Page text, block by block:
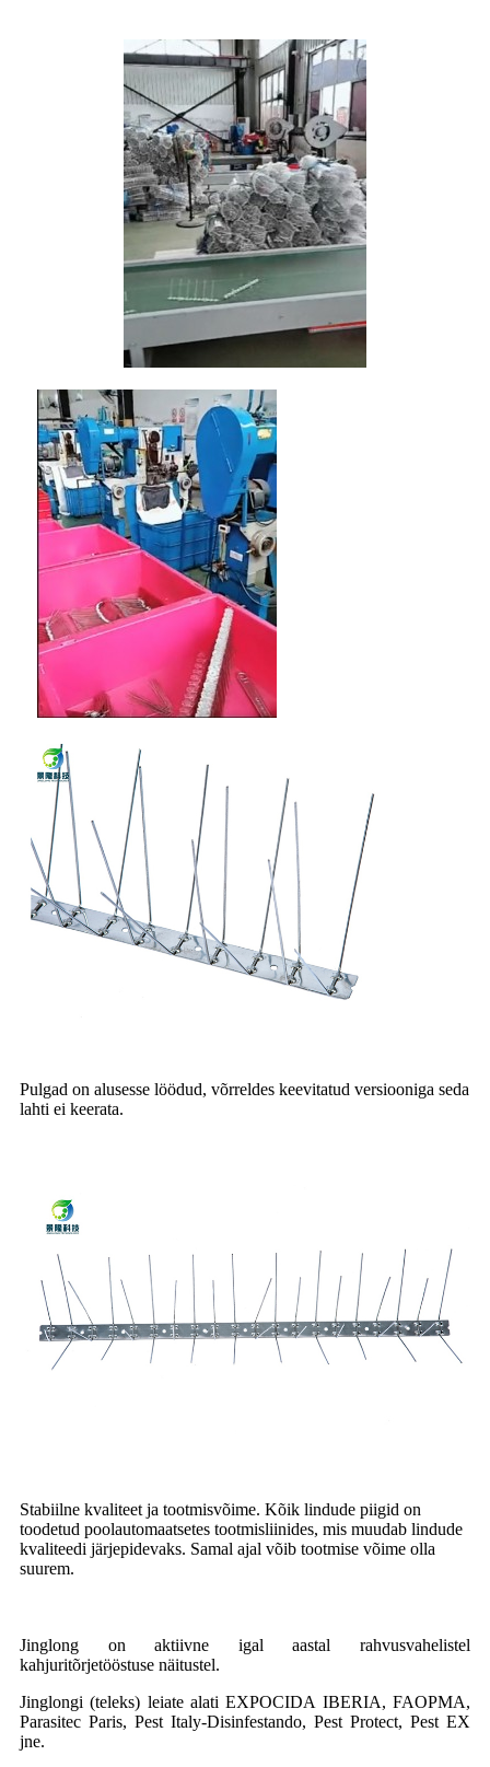
Pulgad on alusesse löödud, võrreldes keevitatud versiooniga seda
lahti ei keerata.
Stabiilne kvaliteet ja tootmisvõime. Kõik lindude piigid on
toodetud poolautomaatsetes tootmisliinides, mis muudab lindude
kvaliteedi järjepidevaks. Samal ajal võib tootmise võime olla
suurem.
Jinglong on aktiivne igal aastal rahvusvahelistel
kahjuritõrjetööstuse näitustel.
Jinglongi (teleks) leiate alati EXPOCIDA IBERIA, FAOPMA,
Parasitec Paris, Pest Italy-Disinfestando, Pest Protect, Pest EX
jne.